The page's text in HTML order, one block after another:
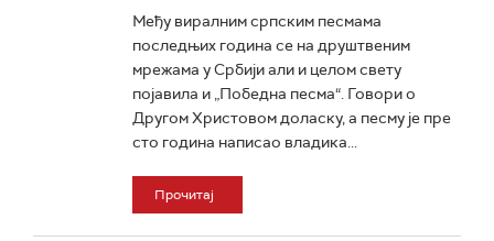
Међу виралним српским песмама
последњих година се на друштвеним
мрежама у Србији али и целом свету
појавила и „Победна песма“. Говори о
Другом Христовом доласку, а песму је пре
сто година написао владика...
Прочитај